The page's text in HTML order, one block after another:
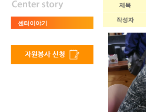
센터이야기
제목
작성자